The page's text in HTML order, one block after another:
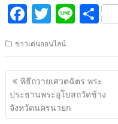
F
e
b
o
o
T
w
itt
er
Li
e
S
ar
e
ข่าวเด่นออนไลน์
แนะแนว
เรื่อง
พิธีถวายเศวตฉัตร พระ
ประธานพระอุโบสถวัดช้าง
จังหวัดนครนายก